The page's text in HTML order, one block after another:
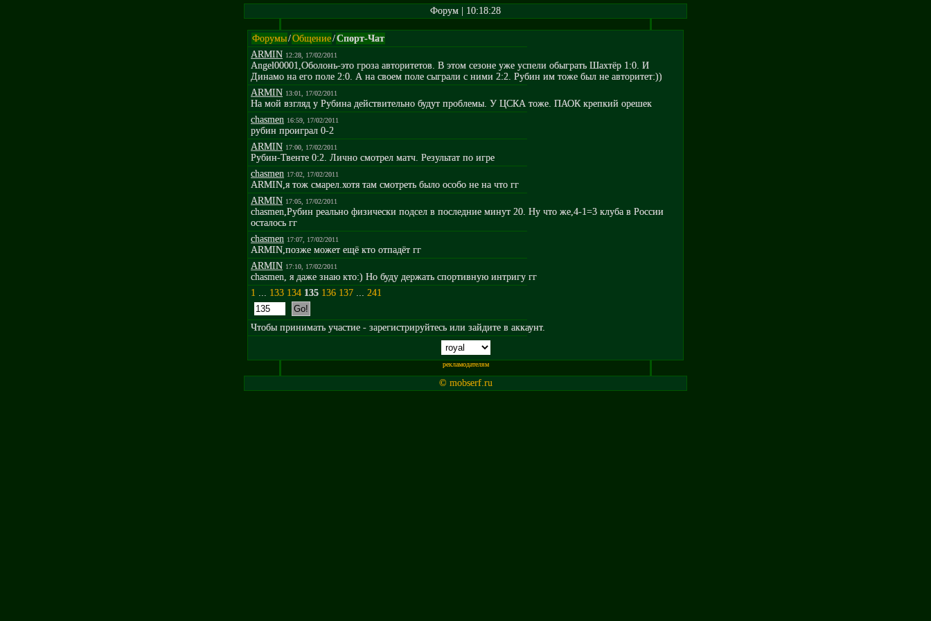
Форум | 10:18:28
Форумы/Общение/Спорт-Чат
ARMIN 12:28, 17/02/2011
Angel00001,Оболонь-это гроза авторитетов. В этом сезоне уже успели обыграть Шахтёр 1:0. И
Динамо на его поле 2:0. А на своем поле сыграли с ними 2:2. Рубин им тоже был не авторитет:))
ARMIN 13:01, 17/02/2011
На мой взгляд у Рубина действительно будут проблемы. У ЦСКА тоже. ПАОК крепкий орешек
chasmen 16:59, 17/02/2011
рубин проиграл 0-2
ARMIN 17:00, 17/02/2011
Рубин-Твенте 0:2. Лично смотрел матч. Результат по игре
chasmen 17:02, 17/02/2011
ARMIN,я тож смарел.хотя там смотреть было особо не на что гг
ARMIN 17:05, 17/02/2011
chasmen,Рубин реально физически подсел в последние минут 20. Ну что же,4-1=3 клуба в России
осталось гг
chasmen 17:07, 17/02/2011
ARMIN,позже может ещё кто отпадёт гг
ARMIN 17:10, 17/02/2011
chasmen, я даже знаю кто:) Но буду держать спортивную интригу гг
1 ... 133 134 135 136 137 ... 241
Чтобы принимать участие - зарегистрируйтесь или зайдите в аккаунт.
рекламодателям
© mobserf.ru